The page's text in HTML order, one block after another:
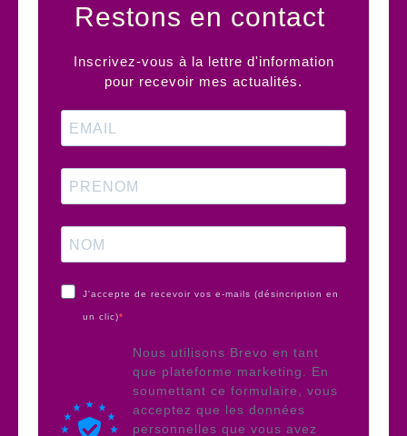
Restons en contact
Inscrivez-vous à la lettre d'information
pour recevoir mes actualités.
J'accepte de recevoir vos e-mails (désincription en
un clic)
Nous utilisons Brevo en tant
que plateforme marketing. En
soumettant ce formulaire, vous
acceptez que les données
personnelles que vous avez